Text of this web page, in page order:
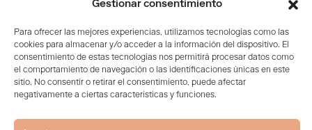
Gestionar consentimiento
Para ofrecer las mejores experiencias, utilizamos tecnologías como las
cookies para almacenar y/o acceder a la información del dispositivo. El
consentimiento de estas tecnologías nos permitirá procesar datos como
el comportamiento de navegación o las identificaciones únicas en este
sitio. No consentir o retirar el consentimiento, puede afectar
negativamente a ciertas características y funciones.
ALIANZAS